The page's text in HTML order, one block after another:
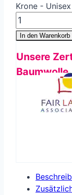
Krone -
In den Warenkorb
Unsere
Baumwolle